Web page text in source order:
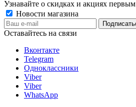
Узнавайте о скидках и акциях первым
Новости магазина
Оставайтесь на связи
Вконтакте
Telegram
Одноклассники
Viber
Viber
WhatsApp